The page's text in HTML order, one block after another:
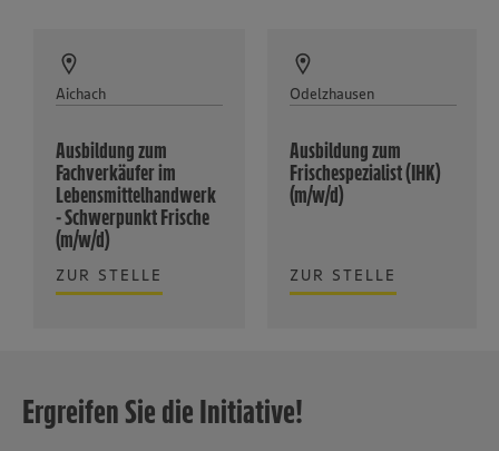
Aichach
Ausbildung zum
Fachverkäufer im
Lebensmittelhandwerk
- Schwerpunkt Frische
(m/w/d)
ZUR STELLE
Odelzhausen
Ausbildung zum
Frischespezialist (IHK)
(m/w/d)
ZUR STELLE
Ergreifen Sie die Initiative!